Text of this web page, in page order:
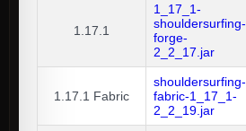
1.17.1
1_17_1-
shouldersurfing-
forge-
2_2_17.jar
1.17.1 Fabric
shouldersurfing-
fabric-1_17_1-
2_2_19.jar